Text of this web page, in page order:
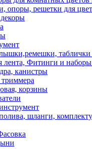
опоры, решетки для
таблички
лента, Фитинги и
канистры
триммера
корзины
шланги,